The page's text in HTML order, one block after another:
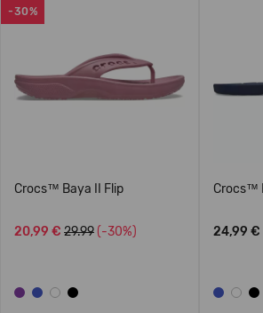
-30%
Crocs™ Baya II Flip
20,99 € 29.99 (-30%)
Crocs™
24,99 €